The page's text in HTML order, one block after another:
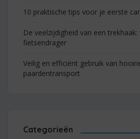
10 praktische tips voor je eerste
De veelzijdigheid van een
fietsendrager
Veilig en efficiënt gebruik van
paardentransport
Categorieën